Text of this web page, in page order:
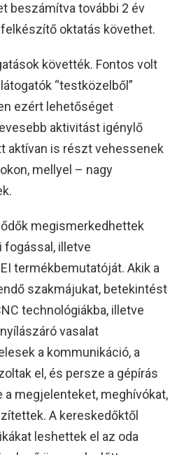
beszámítva további 2 év
oktatás követhet.
követték. Fontos volt
“testközelből”
ezért lehetőséget
aktivitást igénylő
aktívan is részt vehessenek
mellyel – nagy
megismerkedhettek
fogással, illetve
termékbemutatóját. Akik a
szakmájukat, betekintést
technológiákba, illetve
vasalat
a kommunikáció, a
el, és persze a gépírás
megjelenteket, meghívókat,
A kereskedőktől
leshettek el az oda